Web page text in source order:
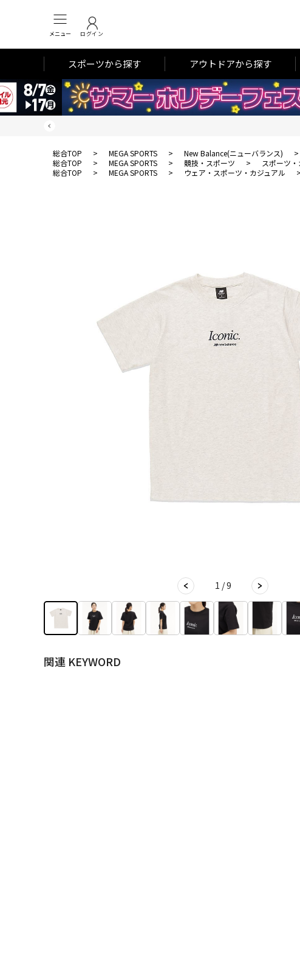
メニュー ログイン
スポーツから探す アウトドアから探す
総合TOP > MEGA SPORTS > New Balance(ニューバランス) >
総合TOP
> MEGA SPORTS > 競技・スポーツ > スポーツ
総合TOP
> MEGA SPORTS > ウェア・スポーツ・カジュアル >
1 / 9
関連 KEYWORD